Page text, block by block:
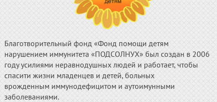
Благотворительный фонд «Фонд помощи детям
нарушением иммунитета «ПОДСОЛНУХ» был создан в 2006
году усилиями неравнодушных людей и работает, чтобы
спасити жизни младенцев и детей, больных
врожденным иммунодефицитом и аутоимунными
заболеваниями.